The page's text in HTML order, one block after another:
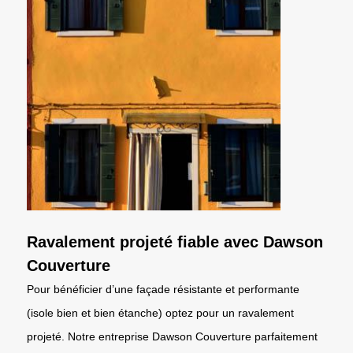
Ravalement projeté fiable avec Dawson
Couverture
Pour bénéficier d’une façade résistante et performante
(isole bien et bien étanche) optez pour un ravalement
projeté. Notre entreprise Dawson Couverture parfaitement